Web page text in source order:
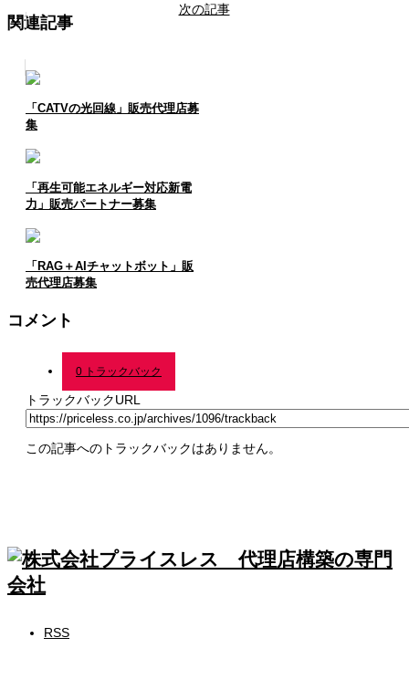
次の記事
関連記事
「CATVの光回線」販売代理店募
集
「再生可能エネルギー対応新電
力」販売パートナー募集
「RAG＋AIチャットボット」販
売代理店募集
コメント
0 トラックバック
トラックバックURL
この記事へのトラックバックはありません。
RSS